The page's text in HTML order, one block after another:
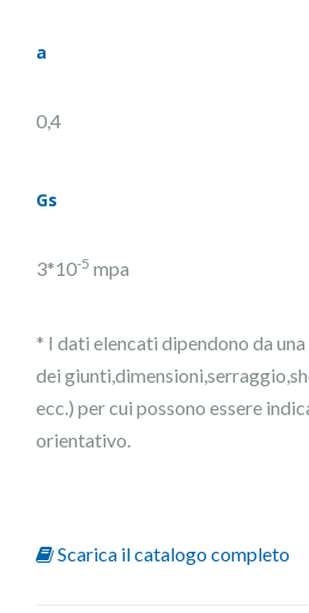
a
0,4
Gs
3*10-5 mpa
* I dati elencati dipendono da
dei
ecc.) per cui possono essere
orientativo.
Scarica il catalogo completo